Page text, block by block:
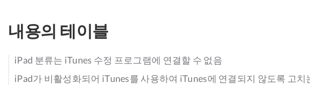
내용의 테이블
iPad 분류는 iTunes 수정 프로그램에 연결할 수 없음
iPad가 비활성화되어 iTunes를 사용하여 iTunes에 연결되지 않도록 고치